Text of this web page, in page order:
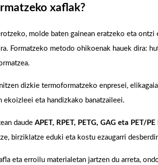
xaflak?
molde baten gainean eratzeko eta
Formatzeko metodo ohikoenak hauek dira:
dizkie termoformatzeko enpresei,
ekoizleei eta handizkako banatzaileei.
daude APET, RPET, PETG, GAG eta PET/
birziklatze eduki eta kostu ezaugarri
eta erroilu materialetan jartzen du arreta,